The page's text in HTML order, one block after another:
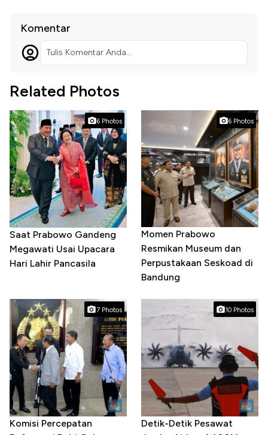
Komentar
Tulis Komentar Anda...
Related Photos
6 Photos
Saat Prabowo Gandeng
Megawati Usai Upacara
Hari Lahir Pancasila
6 Photos
Momen Prabowo
Resmikan Museum dan
Perpustakaan Seskoad di
Bandung
7 Photos
Komisi Percepatan
10 Photos
Detik-Detik Pesawat